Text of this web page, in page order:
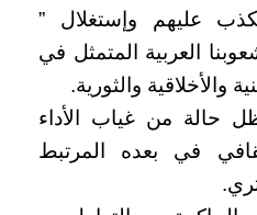
عليهم وإستغلال ”
العربية المتمثل في
والأخلاقية والثورية.
من غياب الأداء
في بعده المرتبط